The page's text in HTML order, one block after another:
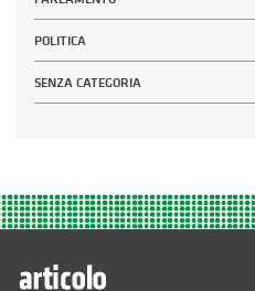
POLITICA
SENZA CATEGORIA